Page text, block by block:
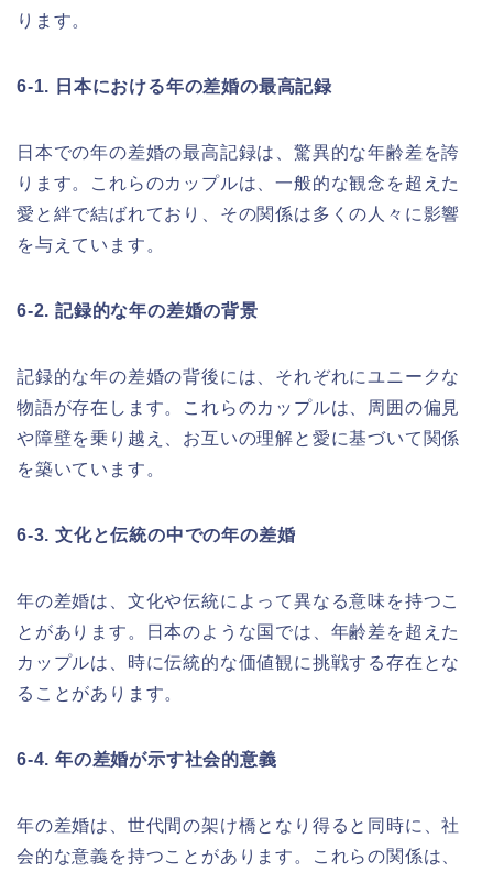
ります。
6-1. 日本における年の差婚の最高記録
日本での年の差婚の最高記録は、驚異的な年齢差を誇
ります。これらのカップルは、一般的な観念を超えた
愛と絆で結ばれており、その関係は多くの人々に影響
を与えています。
6-2. 記録的な年の差婚の背景
記録的な年の差婚の背後には、それぞれにユニークな
物語が存在します。これらのカップルは、周囲の偏見
や障壁を乗り越え、お互いの理解と愛に基づいて関係
を築いています。
6-3. 文化と伝統の中での年の差婚
年の差婚は、文化や伝統によって異なる意味を持つこ
とがあります。日本のような国では、年齢差を超えた
カップルは、時に伝統的な価値観に挑戦する存在とな
ることがあります。
6-4. 年の差婚が示す社会的意義
年の差婚は、世代間の架け橋となり得ると同時に、社
会的な意義を持つことがあります。これらの関係は、